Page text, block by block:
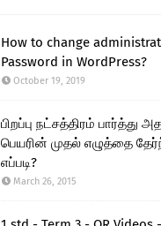
How to change
Password in WordPress?
October 19, 2019
பிறப்பு நட்சத்திரம் பார்த்து
பெயரின் முதல் எழுத்தை
எப்படி?
March 26, 2015